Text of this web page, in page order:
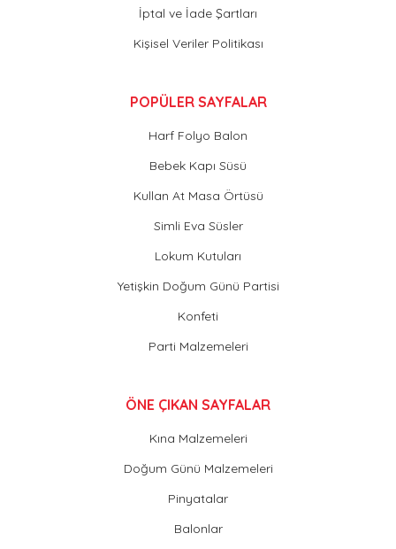
İptal ve İade Şartları
Kişisel Veriler Politikası
POPÜLER SAYFALAR
Harf Folyo Balon
Bebek Kapı Süsü
Kullan At Masa Örtüsü
Simli Eva Süsler
Lokum Kutuları
Yetişkin Doğum Günü Partisi
Konfeti
Parti Malzemeleri
ÖNE ÇIKAN SAYFALAR
Kına Malzemeleri
Doğum Günü Malzemeleri
Pinyatalar
Balonlar